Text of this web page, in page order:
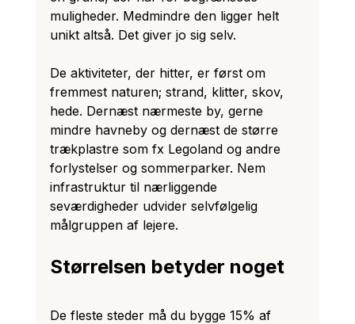
muligheder. Medmindre den ligger helt
unikt altså. Det giver jo sig selv.
De aktiviteter, der hitter, er først om
fremmest naturen; strand, klitter, skov,
hede. Dernæst nærmeste by, gerne
mindre havneby og dernæst de større
trækplastre som fx Legoland og andre
forlystelser og sommerparker. Nem
infrastruktur til nærliggende
seværdigheder udvider selvfølgelig
målgruppen af lejere.
Størrelsen betyder noget
De fleste steder må du bygge 15% af